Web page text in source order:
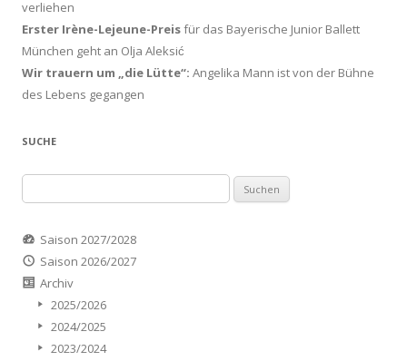
verliehen
Erster Irène-Lejeune-Preisfür das Bayerische Junior Ballett
München geht an Olja Aleksić
Wir trauern um „die Lütte“: Angelika Mann ist von der Bühne
des Lebens gegangen
SUCHE
nach:
Saison 2027/2028
Saison 2026/2027
Archiv
2025/2026
2024/2025
2023/2024